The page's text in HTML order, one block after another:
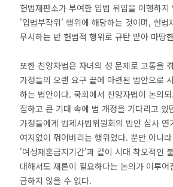
헌법재판소가 부여한 입법 위임을 이행하지
'입법부작위' 행위에 해당하는 것이며, 헌법
무시하는 반 헌법적 행위로 규탄 받아 마땅
또한 친양자법은 자녀의 성 문제로 고통을
가정들의 오랜 요구 끝에 마련된 법안으로
하는 법안이다. 국회에서 친양자법이 논의
접하고 큰 기대 속에 법 개정을 기다리고 있
가정들에게 법제사법위원회의 법안 심사 연
여지없이 꺾어버리는 행위였다. 뿐만 아니
'여성재혼금지기간'과 같이 시대 착오적인
대해서도 재론이 필요하다는 논의가 이루어
금하지 않을 수 없다.